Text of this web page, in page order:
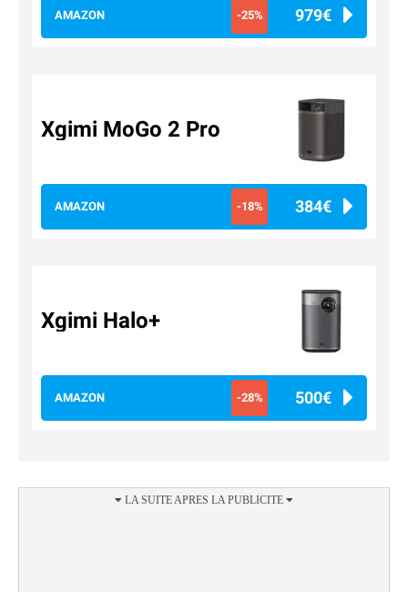
AMAZON -25% 979€
Xgimi MoGo 2 Pro
AMAZON -18% 384€
Xgimi Halo+
AMAZON -28% 500€